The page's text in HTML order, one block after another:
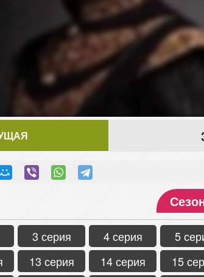
3 серия 4 серия 5
13 серия 14 серия 15